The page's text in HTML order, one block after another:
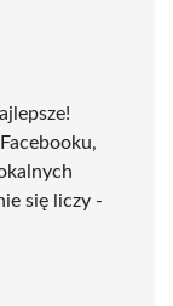
się liczy -